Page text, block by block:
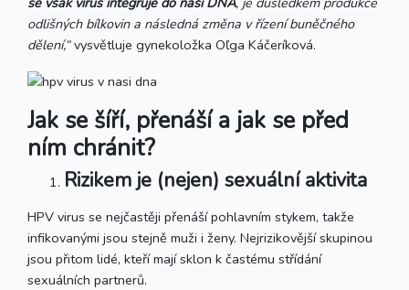
odlišných bílkovin a následná změna v řízení buněčného
dělení,“vysvětluje gynekoložka Oľga Káčeríková.
Jak se šíří, přenáší a jak se před
ním chránit?
Rizikem je (nejen) sexuální aktivita
HPV virus se nejčastěji přenáší pohlavním stykem, takže
infikovanými jsou stejně muži i ženy. Nejrizikovější skupinou
jsou přitom lidé, kteří mají sklon k častému střídání
sexuálních partnerů.